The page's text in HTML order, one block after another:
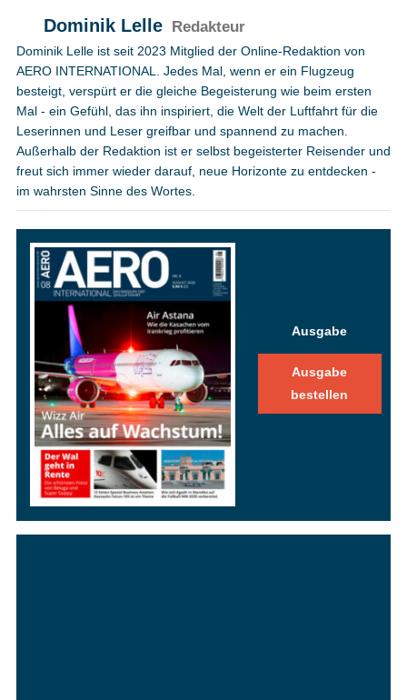
Dominik Lelle Redakteur
Dominik Lelle ist seit 2023 Mitglied der Online-Redaktion von
AERO INTERNATIONAL. Jedes Mal, wenn er ein Flugzeug
besteigt, verspürt er die gleiche Begeisterung wie beim ersten
Mal - ein Gefühl, das ihn inspiriert, die Welt der Luftfahrt für die
Leserinnen und Leser greifbar und spannend zu machen.
Außerhalb der Redaktion ist er selbst begeisterter Reisender und
freut sich immer wieder darauf, neue Horizonte zu entdecken -
im wahrsten Sinne des Wortes.
Ausgabe
Ausgabe
bestellen